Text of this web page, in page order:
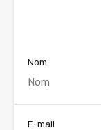
Nom
E-mail